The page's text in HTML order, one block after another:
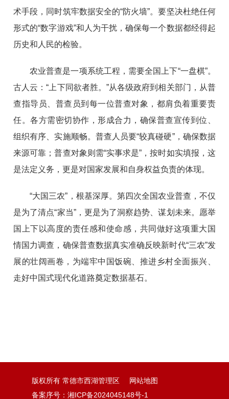
术手段，同时筑牢数据安全的“防火墙”。要坚决杜绝任何
形式的“数字游戏”和人为干扰，确保每一个数据都经得起
历史和人民的检验。
农业普查是一项系统工程，需要全国上下“一盘棋”。
古人云：“上下同欲者胜。”从各级政府到相关部门，从普
查指导员、普查员到每一位普查对象，都肩负着重要责
任。各方需密切协作，形成合力，确保普查宣传到位、
组织有序、实施顺畅。普查人员要“较真碰硬”，确保数据
来源可靠；普查对象则需“实事求是”，按时如实填报，这
是法定义务，更是对国家发展和自身权益负责的体现。
“大国三农”，根基深厚。第四次全国农业普查，不仅
是为了清点“家当”，更是为了洞察趋势、谋划未来。愿举
国上下以高度的责任感和使命感，共同做好这项重大国
情国力调查，确保普查数据真实准确反映新时代“三农”发
展的壮阔画卷，为端牢中国饭碗、推进乡村全面振兴、
走好中国式现代化道路奠定数据基石。
版权所有 常德市西湖管理区
网站地图
备案序号：湘ICP备2024045148号-1